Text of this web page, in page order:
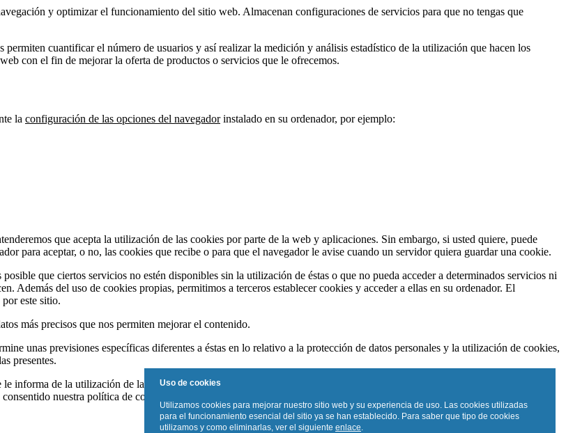
y optimizar el funcionamiento del sitio web. Almacenan configuraciones de servicios para que no tengas que
cuantificar el número de usuarios y así realizar la medición y análisis estadístico de la utilización que hacen los
con el fin de mejorar la oferta de productos o servicios que le ofrecemos.
la configuración de las opciones del navegadorinstalado en su ordenador, por ejemplo:
que acepta la utilización de las cookies por parte de la web y aplicaciones. Sin embargo, si usted quiere, puede
para aceptar, o no, las cookies que recibe o para que el navegador le avise cuando un servidor quiera guardar una cookie.
que ciertos servicios no estén disponibles sin la utilización de éstas o que no pueda acceder a determinados servicios ni
Además del uso de cookies propias, permitimos a terceros establecer cookies y acceder a ellas en su ordenador. El
este sitio.
más precisos que nos permiten mejorar el contenido.
unas previsiones específicas diferentes a éstas en lo relativo a la protección de datos personales y la utilización de cookies,
presentes.
informa de la utilización de las cookies y donde puede consultar esta "Política de cookies". Si usted consiente la utilización
nuestra política de cookies y por tanto la instalación de las mismas en su equipo o dispositivo.
Uso de cookies
Utilizamos cookies para mejorar nuestro sitio web y su experiencia de uso. Las cookies utilizadas
para el funcionamiento esencial del sitio ya se han establecido. Para saber que tipo de cookies
utilizamos y como eliminarlas, ver el siguiente enlace.